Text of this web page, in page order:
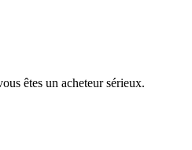
êtes un acheteur sérieux.